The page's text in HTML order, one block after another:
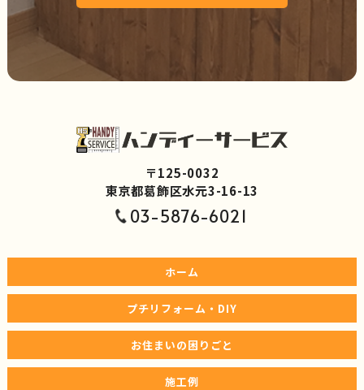
〒125-0032
東京都葛飾区水元3-16-13
03-5876-6021
ホーム
プチリフォーム・DIY
お住まいの困りごと
施工例